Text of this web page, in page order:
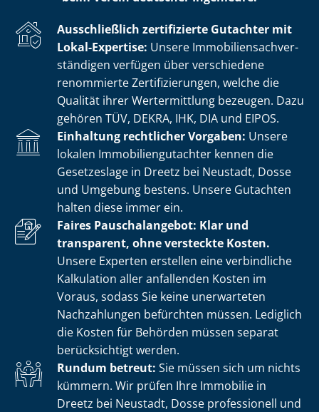
Ausschließlich zertifizierte Gutachter mit
Lokal-Expertise: Unsere Im­mo­bi­li­en­sach­ver­
stän­di­gen verfügen über verschiedene
renommierte Zer­ti­fi­zie­run­gen, welche die
Qualität ihrer Wertermittlung bezeugen. Dazu
gehören TÜV, DEKRA, IHK, DIA und EIPOS.
Einhaltung rechtlicher Vorgaben: Unsere
lokalen Im­mo­bi­li­en­gut­ach­ter kennen die
Gesetzeslage in Dreetz bei Neustadt, Dosse
und Umgebung bestens. Unsere Gutachten
halten diese immer ein.
Faires Pauschalangebot: Klar und
transparent, ohne versteckte Kosten.
Unsere Experten erstellen eine verbindliche
Kalkulation aller anfallenden Kosten im
Voraus, sodass Sie keine unerwarteten
Nachzahlungen befürchten müssen. Lediglich
die Kosten für Behörden müssen separat
berücksichtigt werden.
Rundum betreut: Sie müssen sich um nichts
kümmern. Wir prüfen Ihre Immobilie in
Dreetz bei Neustadt, Dosse professionell und